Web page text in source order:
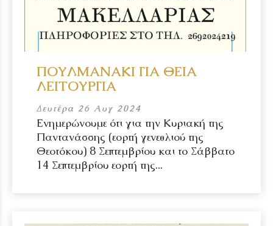
ΠΟΥΛΜΑΝΑΚΙ ΓΙΑ ΘΕΙΑ
ΛΕΙΤΟΥΡΓΙΑ
Δευτέρα 26 Αυγ 2024
Ενημερώνουμε ότι για την Κυριακή της
Παντανάσσης (εορτή γενεθλιού της
Θεοτόκου) 8 Σεπτεμβρίου και το Σάββατο
14 Σεπτεμβρίου εορτή της...